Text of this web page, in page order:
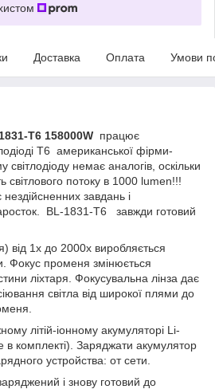
Доставка Оплата Умови
T6 158000W працює
T6 американської фірми-
немає аналогів, оскільки
світлового потоку в 1000 lumen!!!
завдань і
BL-1831-T6 завжди готовий
1x до 2000х виробляється
Фокус променя змінюється
ліхтаря. Фокусувальна лінза дає
світла від широкої плями до
променя.
літій-іонному акумуляторі Li-
комплекті). Заряджати акумулятор
устройства: от сети.
і знову готовий до